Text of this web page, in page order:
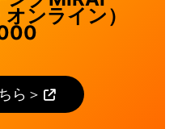
ンライン）
ら＞